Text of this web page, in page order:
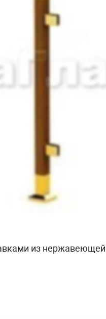
клеем (
из